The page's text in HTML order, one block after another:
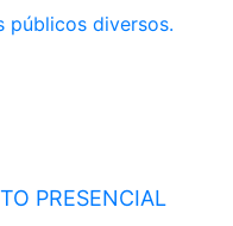
públicos diversos.
PRESENCIAL